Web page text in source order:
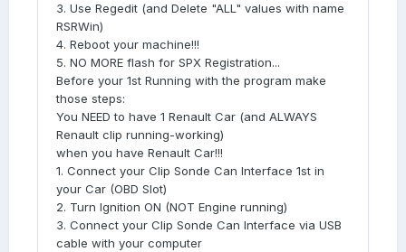
3. Use Regedit (and Delete "ALL" values with name
RSRWin)
4. Reboot your machine!!!
5. NO MORE flash for SPX Registration...
Before your 1st Running with the program make
those steps:
You NEED to have 1 Renault Car (and ALWAYS
Renault clip running-working)
when you have Renault Car!!!
1. Connect your Clip Sonde Can Interface 1st in
your Car (OBD Slot)
2. Turn Ignition ON (NOT Engine running)
3. Connect your Clip Sonde Can Interface via USB
cable with your computer